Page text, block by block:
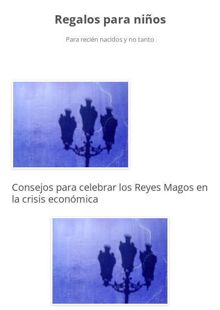
Regalos para niños
Para recién nacidos y no tanto
Consejos para celebrar los Reyes Magos en
la crisis económica